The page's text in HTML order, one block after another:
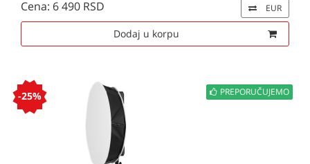
Cena: 6 490 RSD EUR
Dodaj u korpu
PREPORUČUJEMO
-25%